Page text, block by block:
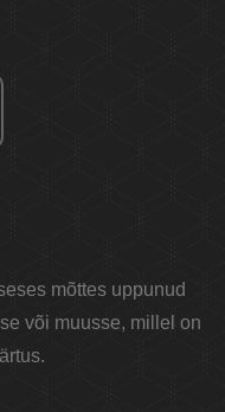
mõttes uppunud
või muusse, millel on